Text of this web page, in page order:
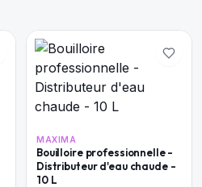
MAXIMA
Bouilloire professionnelle -
Distributeur d'eau chaude -
10 L